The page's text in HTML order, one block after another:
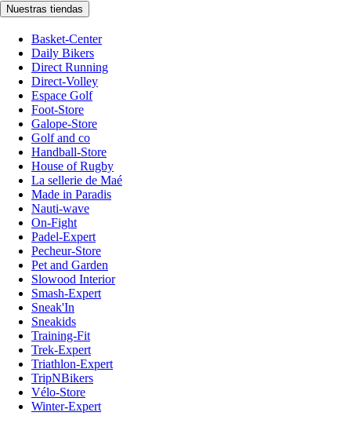
Nuestras tiendas
Basket-Center
Daily Bikers
Direct Running
Direct-Volley
Espace Golf
Foot-Store
Galope-Store
Golf and co
Handball-Store
House of Rugby
La sellerie de Maé
Made in Paradis
Nauti-wave
On-Fight
Padel-Expert
Pecheur-Store
Pet and Garden
Slowood Interior
Smash-Expert
Sneak'In
Sneakids
Training-Fit
Trek-Expert
Triathlon-Expert
TripNBikers
Vélo-Store
Winter-Expert